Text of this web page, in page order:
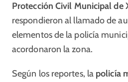
Protección Civil Municipal de
respondieron al llamado de
elementos de la policía
acordonaron la zona.
Según los reportes, la policía